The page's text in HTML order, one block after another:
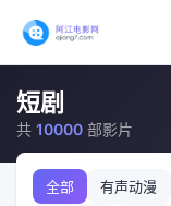
短剧
共 10000 部影片
全部 有声动漫